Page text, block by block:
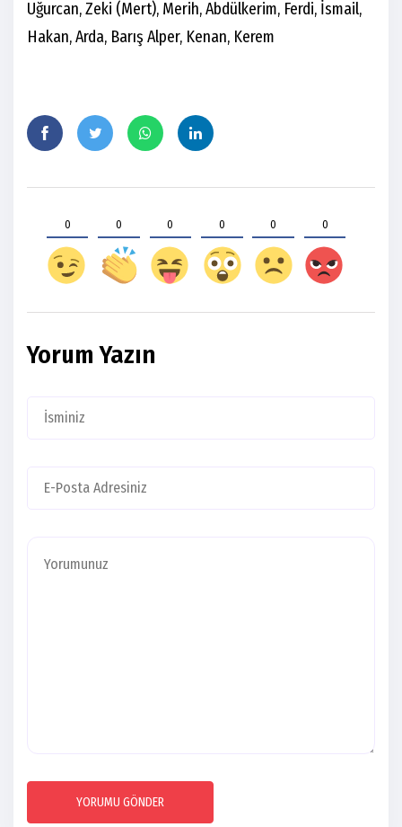
Uğurcan, Zeki (Mert), Merih, Abdülkerim, Ferdi, İsmail,
Hakan, Arda, Barış Alper, Kenan, Kerem
0 0 0 0 0 0
Yorum Yazın
YORUMU GÖNDER